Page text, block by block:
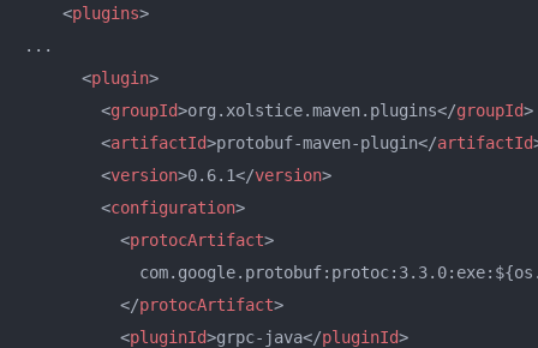
<plugins>
...
<plugin>
<groupId>org.xolstice.maven.plugins</groupId>
<artifactId>protobuf-maven-plugin</artifactId
<version>0.6.1</version>
<configuration>
<protocArtifact>
</protocArtifact>
<pluginId>grpc-java</pluginId>